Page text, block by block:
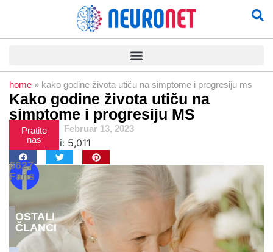
home » kako godine života utiču na simptome i progresiju ms
Kako godine života utiču na
simptome i progresiju MS
Admin Februar 13, 2023
Pregledi: 5,011
Pratite
nas
6627
Fans
OSTALI
ČLANCI